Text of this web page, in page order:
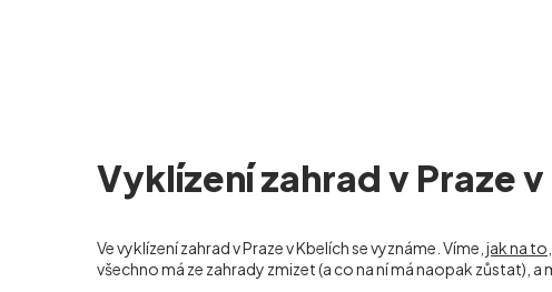
Vyklízení zahrad v Praze
Ve vyklízení zahrad v Praze v Kbelíchse vyznáme. Víme, jak na to
všechno má ze zahrady zmizet (a co na ní má naopak zůstat),